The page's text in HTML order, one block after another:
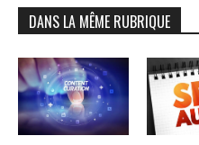
DANS LA MÊME RUBRIQUE